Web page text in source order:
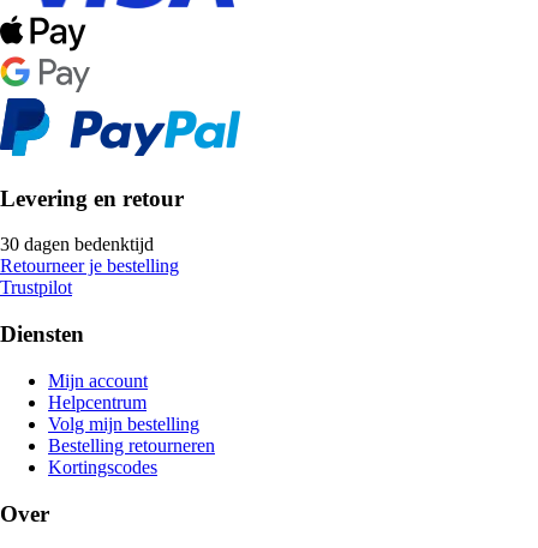
Levering en retour
30 dagen bedenktijd
Retourneer je bestelling
Trustpilot
Diensten
Mijn account
Helpcentrum
Volg mijn bestelling
Bestelling retourneren
Kortingscodes
Over